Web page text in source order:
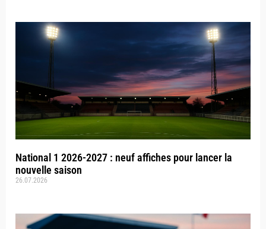
National 1 2026-2027 : neuf affiches pour lancer la
nouvelle saison
26.07.2026